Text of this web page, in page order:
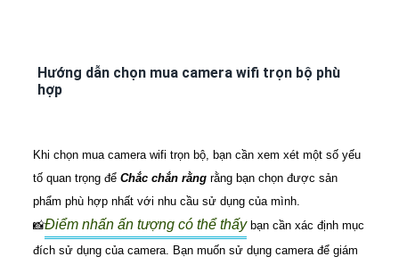
Hướng dẫn chọn mua camera wifi trọn bộ phù
hợp
Khi chọn mua camera wifi trọn bộ, bạn cần xem xét một số yếu
tố quan trọng để Chắc chắn rằng rằng bạn chọn được sản
phẩm phù hợp nhất với nhu cầu sử dụng của mình.
📸Điểm nhấn ấn tượng có thể thấybạn cần xác định mục
đích sử dụng của camera. Bạn muốn sử dụng camera để giám